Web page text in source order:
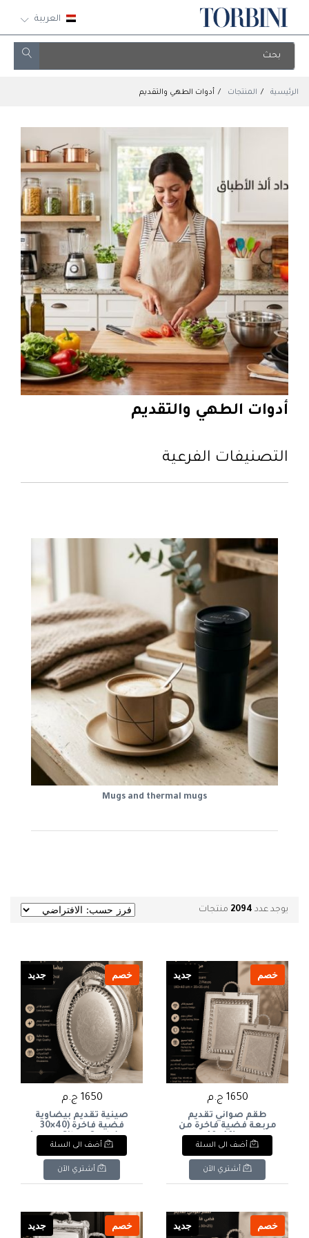
العربية
الرئيسية المنتجات أدوات الطهي والتقديم
أدوات الطهي والتقديم
التصنيفات الفرعية
Mugs and thermal mugs
يوجد عدد 2094 منتجات
خصم جديد
1650 ج.م
طقم صواني تقديم
مربعة فضية فاخرة من
قطعتين (40×40 سم +
35×35 سم) Luxury Silver
Square Serving Tray Set
– 2 Pieces (40×40 cm +
35×35 cm)
أضف الى السلة
أشتري الآن
خصم جديد
1650 ج.م
صينية تقديم بيضاوية
فضية فاخرة (40×30
سم): Luxury Silver Oval
Serving Tray (40×30 cm)
أضف الى السلة
أشتري الآن
خصم جديد خصم جديد